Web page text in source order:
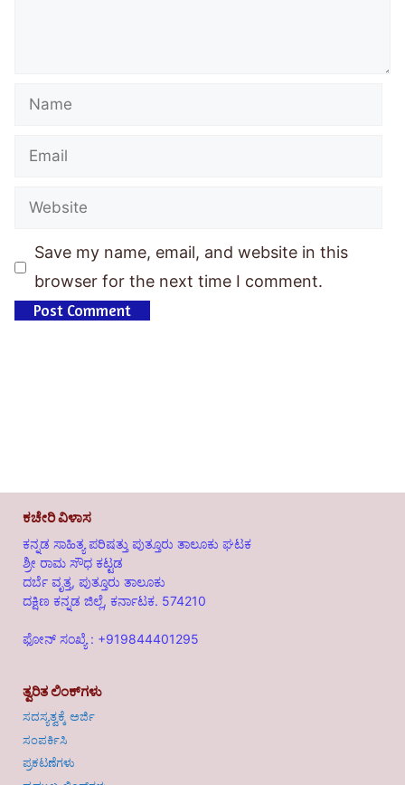
Save my name, email, and website in this
browser for the next time I comment.
ಕಚೇರಿ ವಿಳಾಸ
ಕನ್ನಡ ಸಾಹಿತ್ಯ ಪರಿಷತ್ತು ಪುತ್ತೂರು ತಾಲೂಕು ಘಟಕ
ಶ್ರೀ ರಾಮ ಸೌಧ ಕಟ್ಟಡ
ದರ್ಬೆ ವೃತ್ತ, ಪುತ್ತೂರು ತಾಲೂಕು
ದಕ್ಷಿಣ ಕನ್ನಡ ಜಿಲ್ಲೆ, ಕರ್ನಾಟಕ. 574210
ಫೋನ್ ಸಂಖ್ಯೆ : +919844401295
ತ್ವರಿತ ಲಿಂಕ್‌ಗಳು
ಸದಸ್ಯತ್ವಕ್ಕೆ ಅರ್ಜಿ
ಸಂಪರ್ಕಿಸಿ
ಪ್ರಕಟಣೆಗಳು